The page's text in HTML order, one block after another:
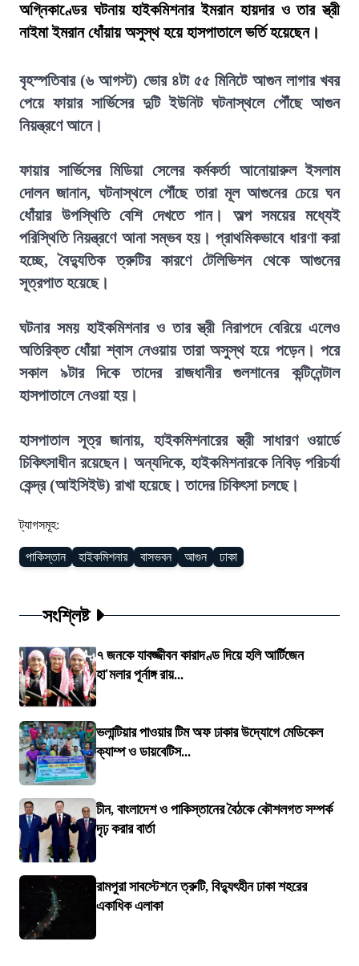
অগ্নিকাণ্ডের ঘটনায় হাইকমিশনার ইমরান হায়দার ও তার স্ত্রী
নাইমা ইমরান ধোঁয়ায় অসুস্থ হয়ে হাসপাতালে ভর্তি হয়েছেন।
বৃহস্পতিবার (৬ আগস্ট) ভোর ৪টা ৫৫ মিনিটে আগুন লাগার খবর
পেয়ে ফায়ার সার্ভিসের দুটি ইউনিট ঘটনাস্থলে পৌঁছে আগুন
নিয়ন্ত্রণে আনে।
ফায়ার সার্ভিসের মিডিয়া সেলের কর্মকর্তা আনোয়ারুল ইসলাম
দোলন জানান, ঘটনাস্থলে পৌঁছে তারা মূল আগুনের চেয়ে ঘন
ধোঁয়ার উপস্থিতি বেশি দেখতে পান। অল্প সময়ের মধ্যেই
পরিস্থিতি নিয়ন্ত্রণে আনা সম্ভব হয়। প্রাথমিকভাবে ধারণা করা
হচ্ছে, বৈদ্যুতিক ত্রুটির কারণে টেলিভিশন থেকে আগুনের
সূত্রপাত হয়েছে।
ঘটনার সময় হাইকমিশনার ও তার স্ত্রী নিরাপদে বেরিয়ে এলেও
অতিরিক্ত ধোঁয়া শ্বাস নেওয়ায় তারা অসুস্থ হয়ে পড়েন। পরে
সকাল ৯টার দিকে তাদের রাজধানীর গুলশানের কন্টিনেন্টাল
হাসপাতালে নেওয়া হয়।
হাসপাতাল সূত্র জানায়, হাইকমিশনারের স্ত্রী সাধারণ ওয়ার্ডে
চিকিৎসাধীন রয়েছেন। অন্যদিকে, হাইকমিশনারকে নিবিড় পরিচর্যা
কেন্দ্র (আইসিইউ) রাখা হয়েছে। তাদের চিকিৎসা চলছে।
ট্যাগসমূহ:
পাকিস্তান হাইকমিশনার বাসভবন আগুন ঢাকা
সংশ্লিষ্ট
৭ জনকে যাবজ্জীবন কারাদণ্ড দিয়ে হলি আর্টিজেন
হা'মলার পূর্নাঙ্গ রায়...
ভলান্টিয়ার পাওয়ার টিম অফ ঢাকার উদ্যোগে মেডিকেল
ক্যাম্প ও ডায়বেটিস...
চীন, বাংলাদেশ ও পাকিস্তানের বৈঠকে কৌশলগত সম্পর্ক
দৃঢ় করার বার্তা
রামপুরা সাবস্টেশনে ত্রুটি, বিদ্যুৎহীন ঢাকা শহরের
একাধিক এলাকা